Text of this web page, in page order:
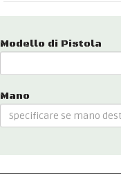
Modello di Pistola
Mano